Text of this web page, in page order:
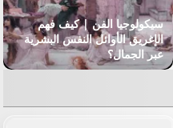
سيكولوجيا الفن | كيف فهم
الإغريق الأوائل النفس البشرية
عبر الجمال؟